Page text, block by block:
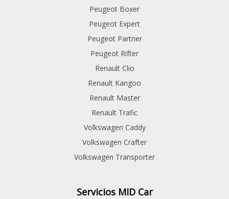
Peugeot Boxer
Peugeot Expert
Peugeot Partner
Peugeot Rifter
Renault Clio
Renault Kangoo
Renault Master
Renault Trafic
Volkswagen Caddy
Volkswagen Crafter
Volkswagen Transporter
Servicios MID Car